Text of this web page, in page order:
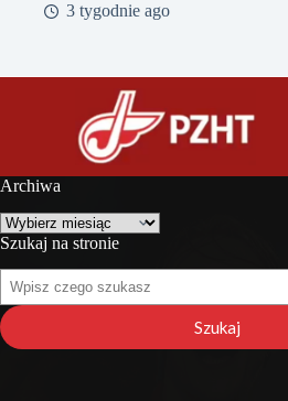
3 tygodnie ago
Archiwa
Archiwa
Szukaj na stronie
Szukaj
na
stronie
Szukaj